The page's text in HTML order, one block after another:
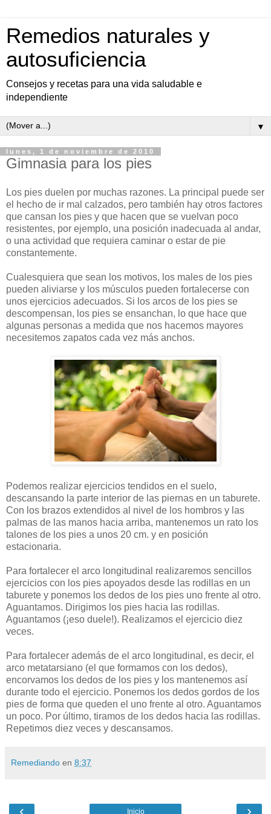
Remedios naturales y
autosuficiencia
Consejos y recetas para una vida saludable e
independiente
▼
lunes, 1 de noviembre de 2010
Gimnasia para los pies
Los pies duelen por muchas razones. La principal puede ser
el hecho de ir mal calzados, pero también hay otros factores
que cansan los pies y que hacen que se vuelvan poco
resistentes, por ejemplo, una posición inadecuada al andar,
o una actividad que requiera caminar o estar de pie
constantemente.
Cualesquiera que sean los motivos, los males de los pies
pueden aliviarse y los músculos pueden fortalecerse con
unos ejercicios adecuados. Si los arcos de los pies se
descompensan, los pies se ensanchan, lo que hace que
algunas personas a medida que nos hacemos mayores
necesitemos zapatos cada vez más anchos.
Podemos realizar ejercicios tendidos en el suelo,
descansando la parte interior de las piernas en un taburete.
Con los brazos extendidos al nivel de los hombros y las
palmas de las manos hacia arriba, mantenemos un rato los
talones de los pies a unos 20 cm. y en posición
estacionaria.
Para fortalecer el arco longitudinal realizaremos sencillos
ejercicios con los pies apoyados desde las rodillas en un
taburete y ponemos los dedos de los pies uno frente al otro.
Aguantamos. Dirigimos los pies hacia las rodillas.
Aguantamos (¡eso duele!). Realizamos el ejercicio diez
veces.
Para fortalecer además de el arco longitudinal, es decir, el
arco metatarsiano (el que formamos con los dedos),
encorvamos los dedos de los pies y los mantenemos así
durante todo el ejercicio. Ponemos los dedos gordos de los
pies de forma que queden el uno frente al otro. Aguantamos
un poco. Por último, tiramos de los dedos hacia las rodillas.
Repetimos diez veces y descansamos.
Remediando en 8:37
‹ ›
Inicio